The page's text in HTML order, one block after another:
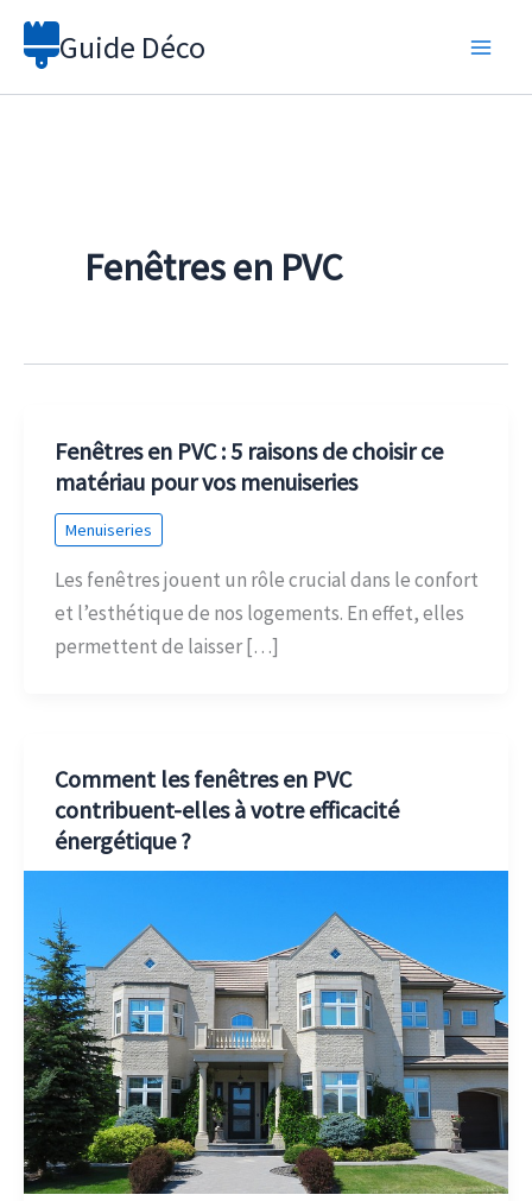
Aller
Guide Déco
Fenêtres en PVC
Fenêtres en PVC : 5 raisons de choisir ce
matériau pour vos menuiseries
Menuiseries
Les fenêtres jouent un rôle crucial dans le confort
et l’esthétique de nos logements. En effet, elles
permettent de laisser […]
Comment les fenêtres en PVC
contribuent-elles à votre efficacité
énergétique ?